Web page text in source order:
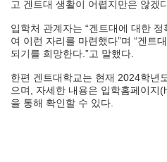
고 겐트대 생활이 어렵지만은 않겠
입학처 관계자는 “겐트대에 대한
여 이런 자리를 마련했다”며 “겐트
되기를 희망한다.”고 말했다.
한편 겐트대학교는 현재 2024학년
으며, 자세한 내용은 입학홈페이지
을 통해 확인할 수 있다.